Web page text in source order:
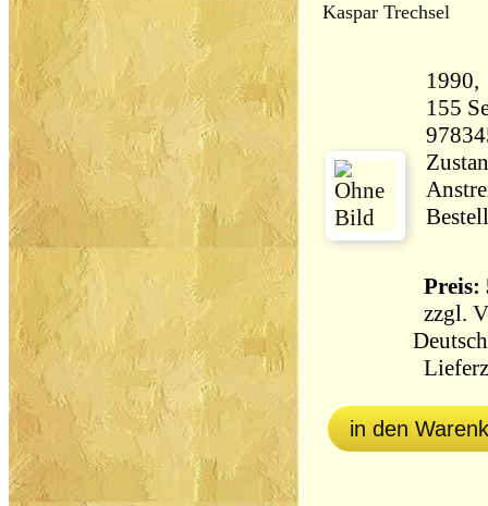
Kaspar Trechsel
155 Seiten
Preis:
zzgl.
in den